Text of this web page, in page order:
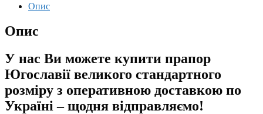
Опис
Опис
У нас Ви можете купити прапор
Югославії великого стандартного
розміру з оперативною доставкою по
Україні – щодня відправляємо!